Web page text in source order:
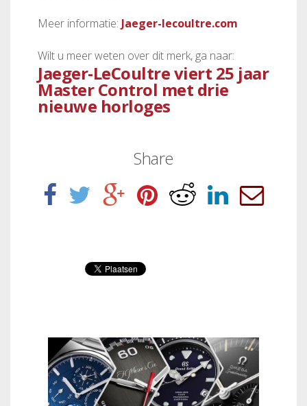
Meer informatie: Jaeger-lecoultre.com
Wilt u meer weten over dit merk, ga naar:
Jaeger-LeCoultre viert 25 jaar
Master Control met drie
nieuwe horloges
Share